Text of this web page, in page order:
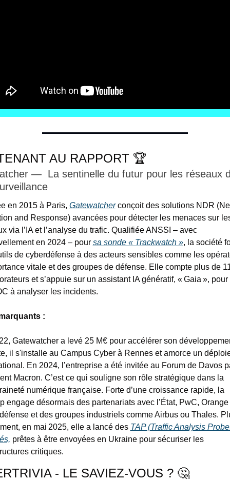
AU RAPPORT 🏆
—  La sentinelle du futur pour les réseaux
en 2015 à Paris, Gatewatcher conçoit des solutions NDR
and Response) avancées pour détecter les menaces sur
via l’IA et l’analyse du trafic. Qualifiée ANSSI – avec
en 2024 – pour sa sonde « Trackwatch », la société
de cyberdéfense à des acteurs sensibles comme les
vitale et des groupes de défense. Elle compte plus de
et s’appuie sur un assistant IA génératif, « Gaia »,
à analyser les incidents.
:
Gatewatcher a levé 25 M€ pour accélérer son
il s'installe au Campus Cyber à Rennes et amorce un
En 2024, l’entreprise a été invitée au Forum de Davos
Macron. C’est ce qui souligne son rôle stratégique dans la
numérique française. Forte d’une croissance rapide, la
engage désormais des partenariats avec l’État, PwC, Orange
et des groupes industriels comme Airbus ou Thales.
en mai 2025, elle a lancé des TAP (Traffic Analysis
prêtes à être envoyées en Ukraine pour sécuriser les
critiques.
- LE SAVIEZ-VOUS ? 🤔